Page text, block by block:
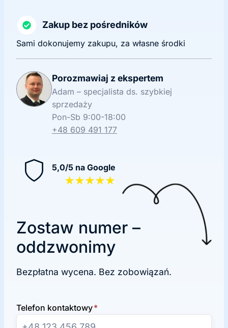
Zakup bez pośredników
Sami dokonujemy zakupu, za własne środki
Porozmawiaj z ekspertem
Adam – specjalista ds. szybkiej
sprzedaży
Pon-Sb 9:00-18:00
+48 609 491 177
5,0/5 na Google
★★★★★
Zostaw numer –
oddzwonimy
Bezpłatna wycena. Bez zobowiązań.
Telefon kontaktowy*